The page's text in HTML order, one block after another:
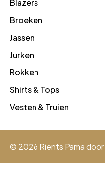
Blazers
Broeken
Jassen
Jurken
Rokken
Shirts & Tops
Vesten & Truien
© 2026 Rients Pama door